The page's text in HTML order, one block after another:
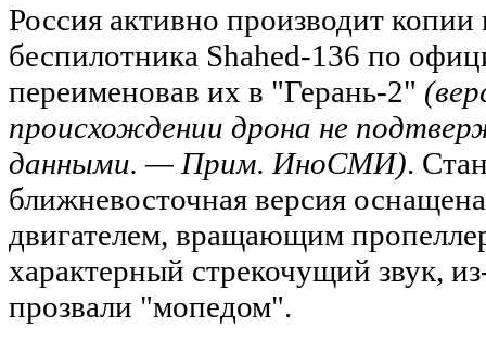
Россия активно производит копии
беспилотника Shahed-136 по
переименовав их в "Герань-2"
происхождении дрона не
данными. — Прим. ИноСМИ).
ближневосточная версия
двигателем, вращающим
характерный стрекочущий звук,
прозвали "мопедом".